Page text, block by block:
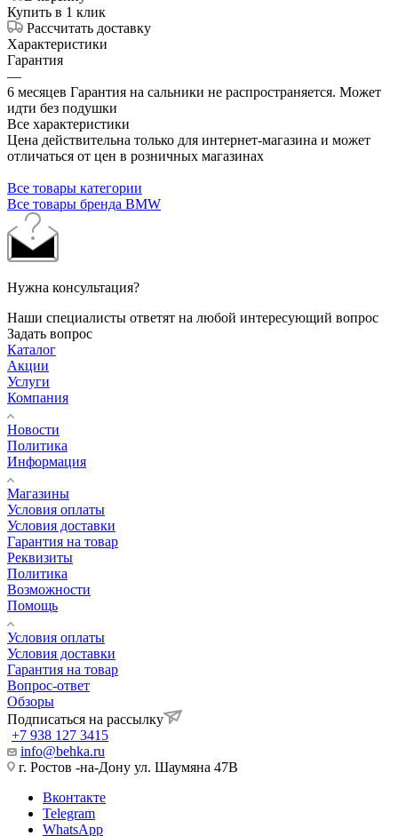
Купить в 1 клик
Рассчитать доставку
Характеристики
Гарантия
—
6 месяцев Гарантия на сальники не распространяется. Может
идти без подушки
Все характеристики
Цена действительна только для интернет-магазина и может
отличаться от цен в розничных магазинах
Все товары категории
Все товары бренда BMW
Нужна консультация?
Наши специалисты ответят на любой интересующий вопрос
Задать вопрос
Каталог
Акции
Услуги
Компания
Новости
Политика
Информация
Магазины
Условия оплаты
Условия доставки
Гарантия на товар
Реквизиты
Политика
Возможности
Помощь
Условия оплаты
Условия доставки
Гарантия на товар
Вопрос-ответ
Обзоры
Подписаться на рассылку
+7 938 127 3415
info@behka.ru
г. Ростов -на-Дону ул. Шаумяна 47В
Вконтакте
Telegram
WhatsApp